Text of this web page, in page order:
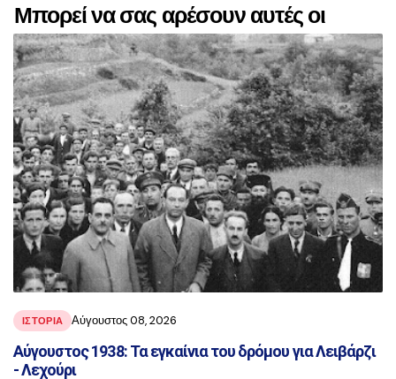
Μπορεί να σας αρέσουν αυτές οι
αναρτήσεις
ΙΣΤΟΡΙΑ Αύγουστος 08, 2026
Αύγουστος 1938: Τα εγκαίνια του δρόμου για Λειβάρζι
- Λεχούρι